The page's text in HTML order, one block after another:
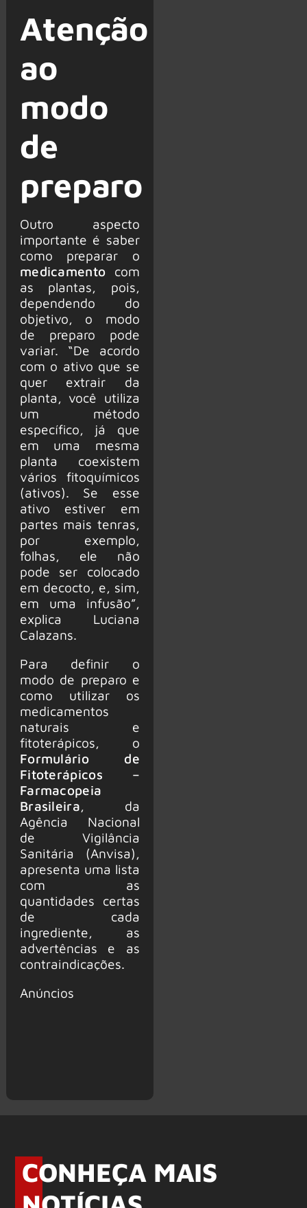
Atenção
ao
modo
de
preparo
Outro aspecto
importante é saber
como preparar o
medicamento com
as plantas, pois,
dependendo do
objetivo, o modo
de preparo pode
variar. “De acordo
com o ativo que se
quer extrair da
planta, você utiliza
um método
específico, já que
em uma mesma
planta coexistem
vários fitoquímicos
(ativos). Se esse
ativo estiver em
partes mais tenras,
por exemplo,
folhas, ele não
pode ser colocado
em decocto, e, sim,
em uma infusão”,
explica Luciana
Calazans.
Para definir o
modo de preparo e
como utilizar os
medicamentos
naturais e
fitoterápicos, o
Formulário de
Fitoterápicos –
Farmacopeia
Brasileira, da
Agência Nacional
de Vigilância
Sanitária (Anvisa),
apresenta uma lista
com as
quantidades certas
de cada
ingrediente, as
advertências e as
contraindicações.
Anúncios
CONHEÇA MAIS